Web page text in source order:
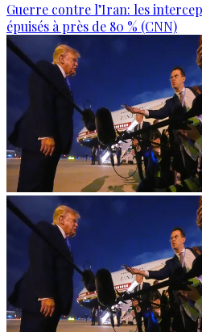
Guerre contre l’Iran: les
épuisés à près de 80 % (CNN)